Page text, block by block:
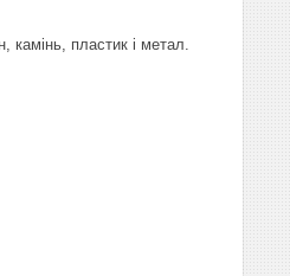
камінь, пластик і метал.